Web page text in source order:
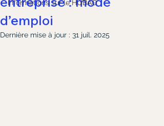
Informations sur le HUBAO
d’emploi
Dernière mise à jour : 31 juil. 2025